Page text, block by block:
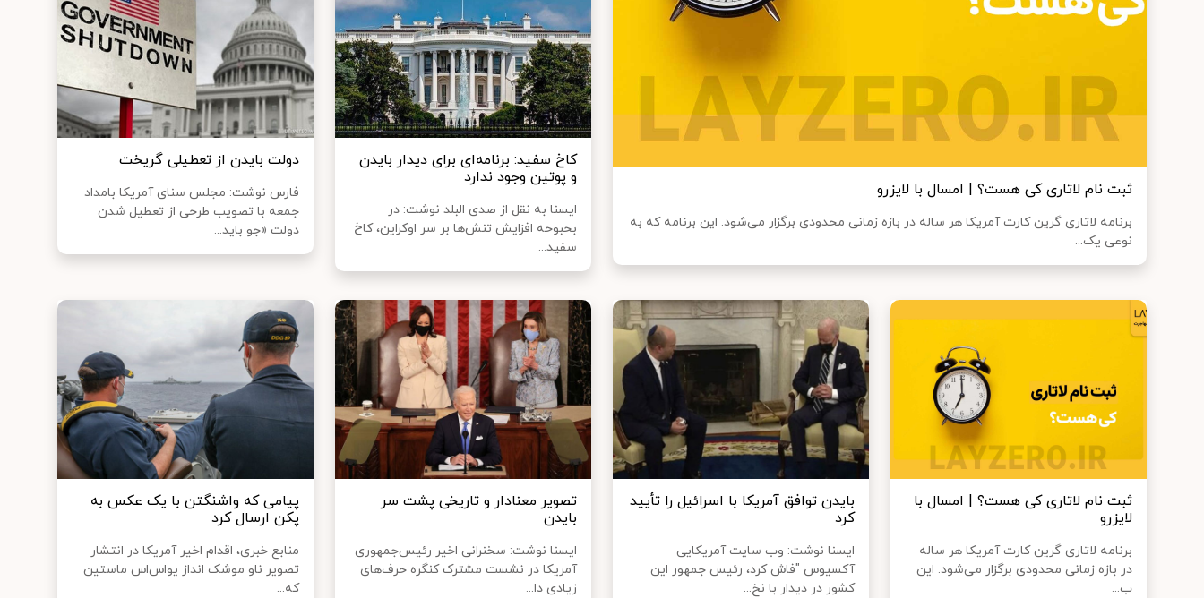
ثبت نام لاتاری کی هست؟ | امسال با لایزرو
برنامه لاتاری گرین کارت آمریکا هر ساله در بازه زمانی محدودی برگزار می‌شود. این برنامه که به
نوعی یک...
کاخ سفید: برنامه‌ای برای دیدار بایدن
و پوتین وجود ندارد
ایسنا به نقل از صدی البلد نوشت: در
بحبوحه افزایش تنش‌ها بر سر اوکراین، کاخ
سفید...
دولت بایدن از تعطیلی گریخت
فارس نوشت: مجلس سنای آمریکا بامداد
جمعه با تصویب طرحی از تعطیل شدن
دولت «جو باید...
ثبت نام لاتاری کی هست؟ | امسال با
لایزرو
برنامه لاتاری گرین کارت آمریکا هر ساله
در بازه زمانی محدودی برگزار می‌شود. این
ب...
بایدن توافق آمریکا با اسرائیل را تأیید
کرد
ایسنا نوشت: وب سایت آمریکایی
آکسیوس "فاش کرد، رئیس جمهور این
کشور در دیدار با نخ...
تصویر معنادار و تاریخی پشت سر
بایدن
ایسنا نوشت: سخنرانی اخیر رئیس‌جمهوری
آمریکا در نشست مشترک کنگره حرف‌های
زیادی دا...
پیامی که واشنگتن با یک عکس به
پکن ارسال کرد
منابع خبری، اقدام اخیر آمریکا در انتشار
تصویر ناو موشک انداز یو‌اس‌اس ماستین
که...